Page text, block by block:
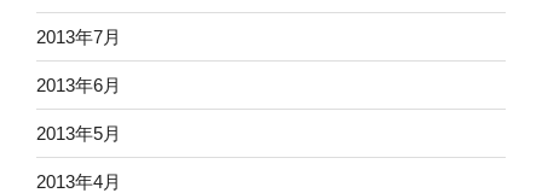
2013年7月
2013年6月
2013年5月
2013年4月